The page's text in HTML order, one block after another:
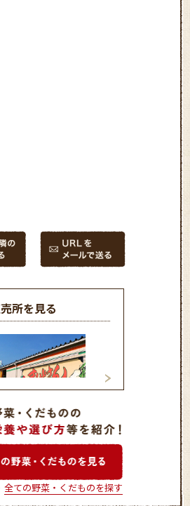
所を見る
リーン松任 ほがらか村 崎浦
全ての野菜・くだものを探す